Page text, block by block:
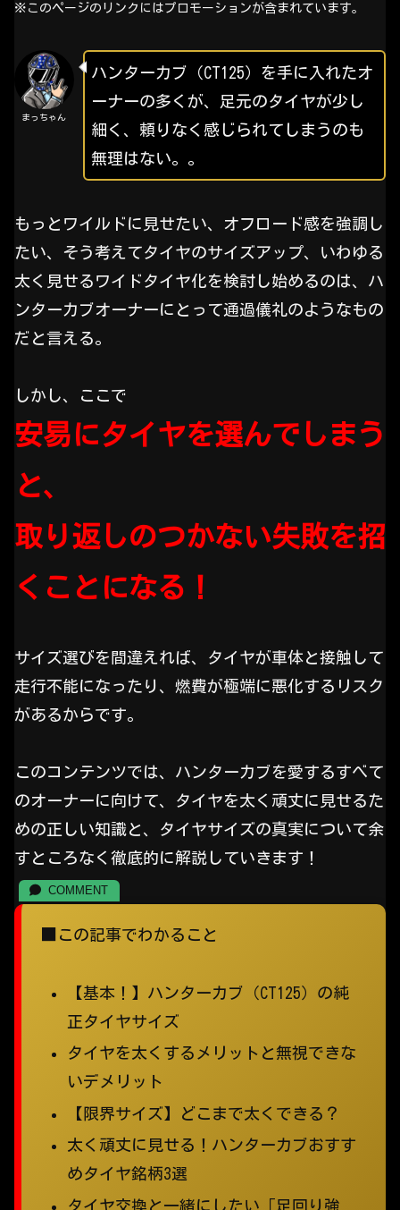
※このページのリンクにはプロモーションが含まれています。
まっちゃん
ハンターカブ（CT125）を手に入れたオ
ーナーの多くが、足元のタイヤが少し
細く、頼りなく感じられてしまうのも
無理はない。。
もっとワイルドに見せたい、オフロード感を強調し
たい、そう考えてタイヤのサイズアップ、いわゆる
太く見せるワイドタイヤ化を検討し始めるのは、ハ
ンターカブオーナーにとって通過儀礼のようなもの
だと言える。
しかし、ここで
安易にタイヤを選んでしまう
と、
取り返しのつかない失敗を招
くことになる！
サイズ選びを間違えれば、タイヤが車体と接触して
走行不能になったり、燃費が極端に悪化するリスク
があるからです。
このコンテンツでは、ハンターカブを愛するすべて
のオーナーに向けて、タイヤを太く頑丈に見せるた
めの正しい知識と、タイヤサイズの真実について余
すところなく徹底的に解説していきます！
■この記事でわかること
【基本！】ハンターカブ（CT125）の純
正タイヤサイズ
タイヤを太くするメリットと無視できな
いデメリット
【限界サイズ】どこまで太くできる？
太く頑丈に見せる！ハンターカブおすす
めタイヤ銘柄3選
タイヤ交換と一緒にしたい「足回り強